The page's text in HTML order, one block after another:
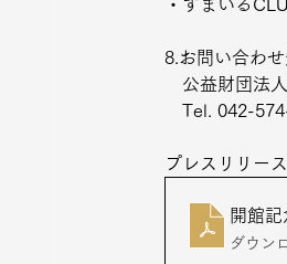
・すまいる
8.お問い合わせ
公益財団法人
Tel. 042-
プレスリリース
開館
ダウン